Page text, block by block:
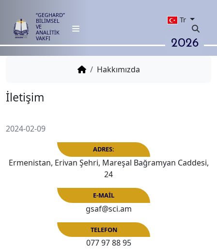
“GEGHARD”
BİLİMSEL
VE
ANALİTİK
VAKFI
Tr
2026
Hakkımızda
İletişim
2024-02-09
ADRES:
Ermenistan, Erivan Şehri, Mareşal Bağramyan Caddesi,
24
E-MAIL
gsaf@sci.am
077 97 88 95